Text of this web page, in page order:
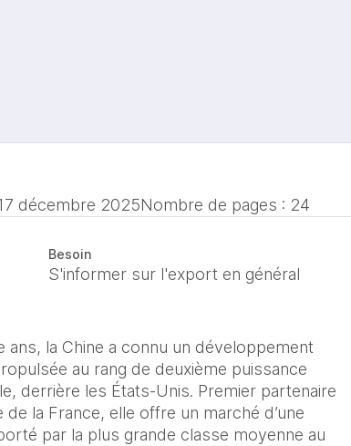
décembre 2025Nombre de pages : 24
Besoin
S'informer sur l'export en général
ans, la Chine a connu un développement
au rang de deuxième puissance
derrière les États-Unis. Premier partenaire
de la France, elle offre un marché d’une
par la plus grande classe moyenne au